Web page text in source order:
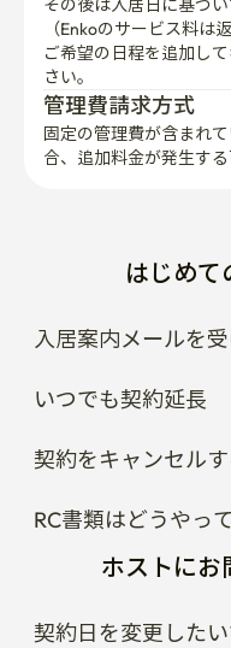
その後は入居日に基づい
（Enkoのサービス料は
ご希望の日程を追加し
さい。
管理費請求方式
固定の管理費が含まれ
合、追加料金が発生する
はじめて
入居案内メールを
いつでも契約延長
契約をキャンセルす
RC書類はどうやっ
ホストにお
契約日を変更した